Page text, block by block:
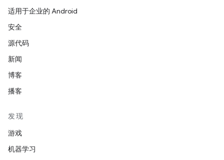
适用于企业的 Android
安全
源代码
新闻
博客
播客
发现
游戏
机器学习